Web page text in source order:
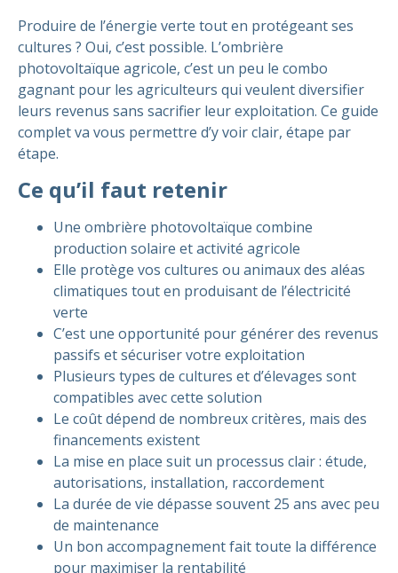
Produire de l’énergie verte tout en protégeant ses
cultures ? Oui, c’est possible. L’ombrière
photovoltaïque agricole, c’est un peu le combo
gagnant pour les agriculteurs qui veulent diversifier
leurs revenus sans sacrifier leur exploitation. Ce guide
complet va vous permettre d’y voir clair, étape par
étape.
Ce qu’il faut retenir
Une ombrière photovoltaïque combine
production solaire et activité agricole
Elle protège vos cultures ou animaux des aléas
climatiques tout en produisant de l’électricité
verte
C’est une opportunité pour générer des revenus
passifs et sécuriser votre exploitation
Plusieurs types de cultures et d’élevages sont
compatibles avec cette solution
Le coût dépend de nombreux critères, mais des
financements existent
La mise en place suit un processus clair : étude,
autorisations, installation, raccordement
La durée de vie dépasse souvent 25 ans avec peu
de maintenance
Un bon accompagnement fait toute la différence
pour maximiser la rentabilité